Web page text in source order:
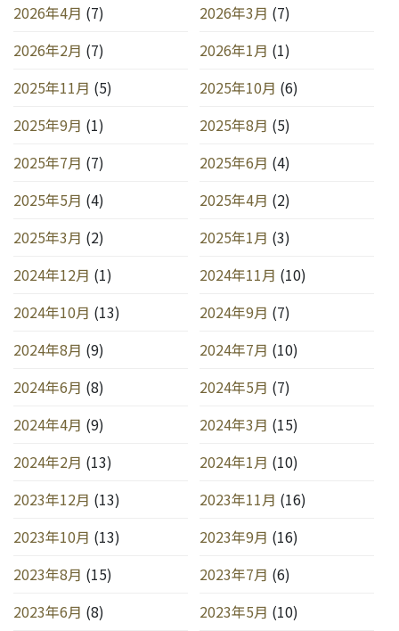
2026年4月 (7) 2026年3月 (7)
2026年2月 (7) 2026年1月 (1)
2025年11月 (5) 2025年10月 (6)
2025年9月 (1) 2025年8月 (5)
2025年7月 (7) 2025年6月 (4)
2025年5月 (4) 2025年4月 (2)
2025年3月 (2) 2025年1月 (3)
2024年12月 (1) 2024年11月 (10)
2024年10月 (13) 2024年9月 (7)
2024年8月 (9) 2024年7月 (10)
2024年6月 (8) 2024年5月 (7)
2024年4月 (9) 2024年3月 (15)
2024年2月 (13) 2024年1月 (10)
2023年12月 (13) 2023年11月 (16)
2023年10月 (13) 2023年9月 (16)
2023年8月 (15) 2023年7月 (6)
2023年6月 (8) 2023年5月 (10)